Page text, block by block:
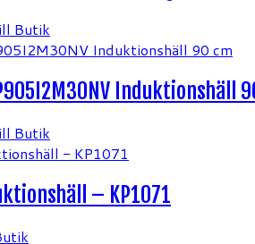
Butik
Induktionshäll
Butik
– KP1071